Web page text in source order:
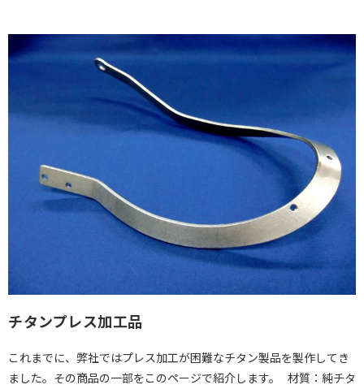
チタンプレス加工品
これまでに、弊社ではプレス加工が困難なチタン製品を製作してき
ました。その商品の一部をこのページで紹介します。 材質：純チタ